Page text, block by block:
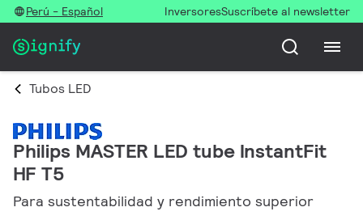
Perú - Español InversoresSuscríbete al newsletter
Tubos LED
Philips MASTER LED tube InstantFit
HF T5
Para sustentabilidad y rendimiento superior